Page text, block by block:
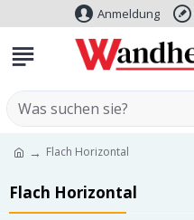
Anmeldung
Flach Horizontal
Flach Horizontal